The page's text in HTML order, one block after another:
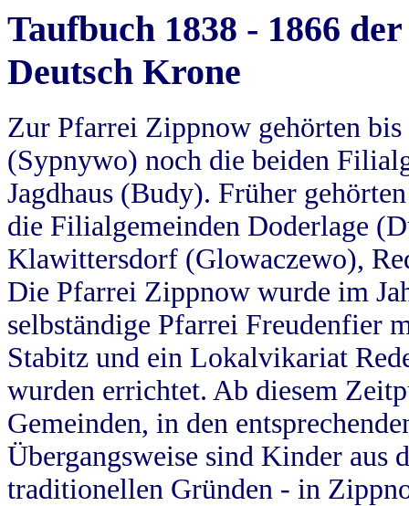
Taufbuch 1838 - 1866
Deutsch Krone
Zur Pfarrei Zippnow gehörten
(Sypnywo) noch die beiden
Jagdhaus (Budy). Früher
die Filialgemeinden Doderlage
Klawittersdorf (Glowaczewo),
Die Pfarrei Zippnow wurde im
selbständige Pfarrei Freudenfier
Stabitz und ein Lokalvikariat
wurden errichtet. Ab diesem
Gemeinden, in den
Übergangsweise sind Kinder aus
traditionellen Gründen - in